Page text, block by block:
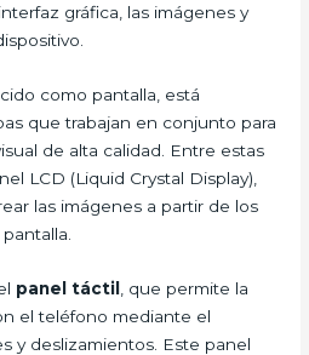
gráfica, las imágenes y
como pantalla, está
que trabajan en conjunto para
de alta calidad. Entre estas
LCD (Liquid Crystal Display),
las imágenes a partir de los
panel táctil
, que permite la
el teléfono mediante el
y deslizamientos. Este panel